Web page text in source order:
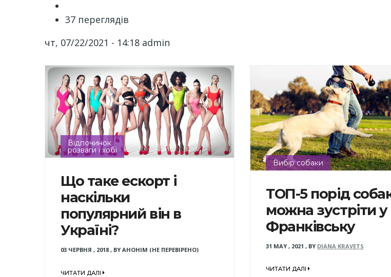
37 переглядів
чт, 07/22/2021 - 14:18 admin
Відпочинок
розваги і хобі
Що таке ескорт і
наскільки
популярний він в
Україні?
03 ЧЕРВНЯ , 2018 , BY АНОНІМ (НЕ ПЕРЕВІРЕНО)
ЧИТАТИ ДАЛІ
Вибір собаки
ТОП-5 порід
можна зустріти у
Франківську
31 MAY , 2021 , BY DIANA KRAVETS
ЧИТАТИ ДАЛІ